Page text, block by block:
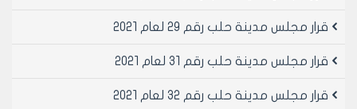
قرار مجلس مدينة حلب رقم 29 لعام 2021
قرار مجلس مدينة حلب رقم 31 لعام 2021
قرار مجلس مدينة حلب رقم 32 لعام 2021